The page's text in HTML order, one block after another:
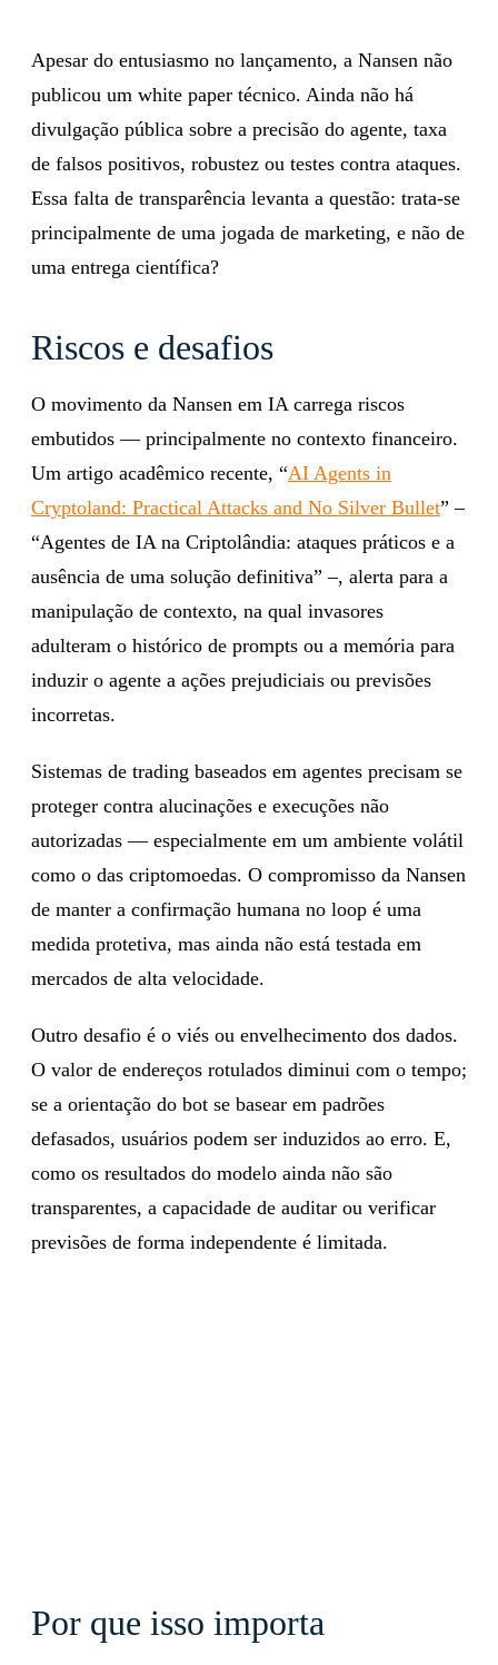
Apesar do entusiasmo no lançamento, a Nansen não
publicou um white paper técnico. Ainda não há
divulgação pública sobre a precisão do agente, taxa
de falsos positivos, robustez ou testes contra ataques.
Essa falta de transparência levanta a questão: trata-se
principalmente de uma jogada de marketing, e não de
uma entrega científica?
Riscos e desafios
O movimento da Nansen em IA carrega riscos
embutidos — principalmente no contexto financeiro.
Um artigo acadêmico recente, “AI Agents in
Cryptoland: Practical Attacks and No Silver Bullet” –
“Agentes de IA na Criptolândia: ataques práticos e a
ausência de uma solução definitiva” –, alerta para a
manipulação de contexto, na qual invasores
adulteram o histórico de prompts ou a memória para
induzir o agente a ações prejudiciais ou previsões
incorretas.
Sistemas de trading baseados em agentes precisam se
proteger contra alucinações e execuções não
autorizadas — especialmente em um ambiente volátil
como o das criptomoedas. O compromisso da Nansen
de manter a confirmação humana no loop é uma
medida protetiva, mas ainda não está testada em
mercados de alta velocidade.
Outro desafio é o viés ou envelhecimento dos dados.
O valor de endereços rotulados diminui com o tempo;
se a orientação do bot se basear em padrões
defasados, usuários podem ser induzidos ao erro. E,
como os resultados do modelo ainda não são
transparentes, a capacidade de auditar ou verificar
previsões de forma independente é limitada.
Por que isso importa